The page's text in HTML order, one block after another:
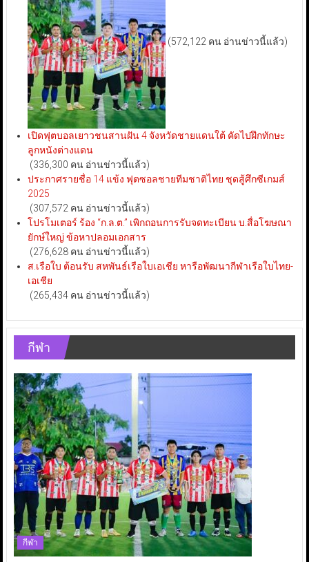
(572,122 คน อ่านข่าวนี้แล้ว)
เปิดฟุตบอลเยาวชนสานฝัน 4 จังหวัดชายแดนใต้ คัดไปฝึกทักษะ
ลูกหนังต่างแดน
(336,300 คน อ่านข่าวนี้แล้ว)
ประกาศรายชื่อ 14 แข้ง ฟุตซอลชายทีมชาติไทย ชุดสู้ศึกซีเกมส์
2025
(307,572 คน อ่านข่าวนี้แล้ว)
โปรโมเตอร์ ร้อง “ก.ล.ต.” เพิกถอนการรับจดทะเบียน บ.สื่อโฆษณา
ยักษ์ใหญ่ ข้อหาปลอมเอกสาร
(276,628 คน อ่านข่าวนี้แล้ว)
ส.เรือใบ ต้อนรับ สหพันธ์เรือใบเอเชีย หารือพัฒนากีฬาเรือใบไทย-
เอเชีย
(265,434 คน อ่านข่าวนี้แล้ว)
กีฬา
กีฬา